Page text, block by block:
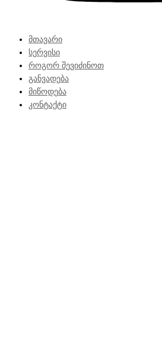
მთავარი
სერვისი
როგორ შევიძინოთ
განვადება
მიწოდება
კონტაქტი